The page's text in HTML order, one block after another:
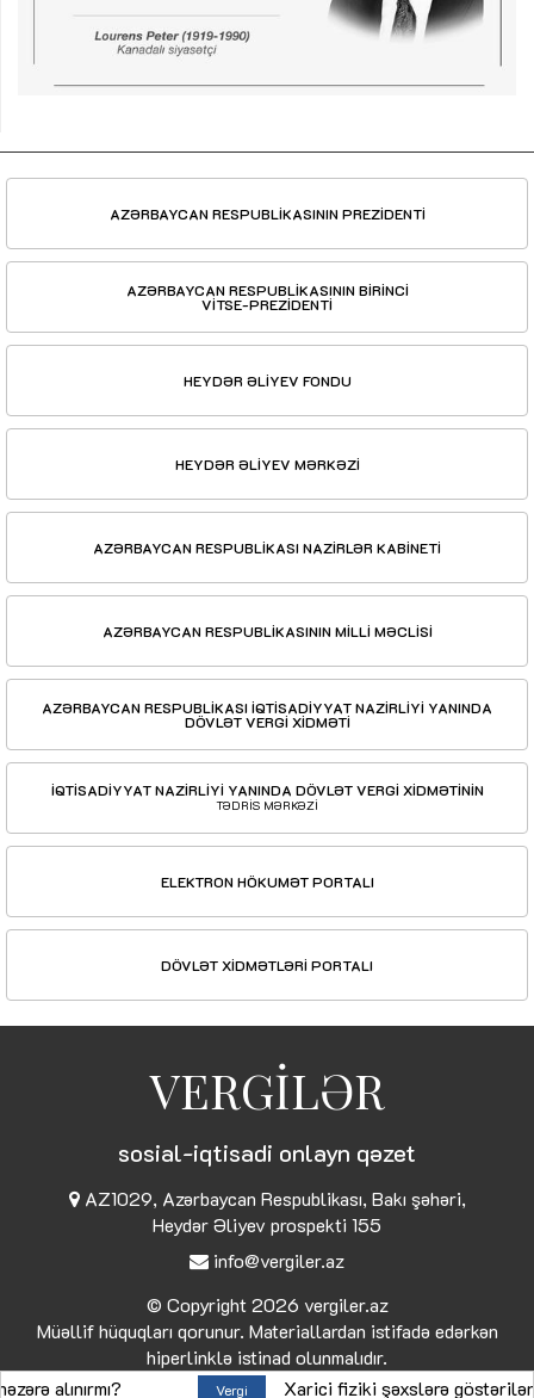
AZƏRBAYCAN RESPUBLİKASININ PREZİDENTİ
AZƏRBAYCAN RESPUBLİKASININ BİRİNCİ
VİTSE-PREZİDENTİ
HEYDƏR ƏLİYEV FONDU
HEYDƏR ƏLİYEV MƏRKƏZİ
AZƏRBAYCAN RESPUBLİKASI NAZİRLƏR KABİNETİ
AZƏRBAYCAN RESPUBLİKASININ MİLLİ MƏCLİSİ
AZƏRBAYCAN RESPUBLİKASI İQTİSADİYYAT NAZİRLİYİ YANINDA
DÖVLƏT VERGİ XİDMƏTİ
İQTİSADİYYAT NAZİRLİYİ YANINDA DÖVLƏT VERGİ XİDMƏTİNİN
TƏDRİS MƏRKƏZİ
ELEKTRON HÖKUMƏT PORTALI
DÖVLƏT XİDMƏTLƏRİ PORTALI
VERGİLƏR
sosial-iqtisadi onlayn qəzet
AZ1029, Azərbaycan Respublikası, Bakı şəhəri,
Heydər Əliyev prospekti 155
info@vergiler.az
© Copyright 2026 vergiler.az
Müəllif hüquqları qorunur. Materiallardan istifadə edərkən
hiperlinklə istinad olunmalıdır.
Xarici fiziki şəxslərə göstərilən